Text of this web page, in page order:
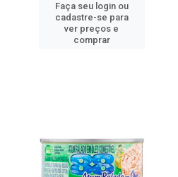
Faça seu login ou
cadastre-se para
ver preços e
comprar